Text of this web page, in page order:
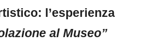
l’esperienza
al Museo”